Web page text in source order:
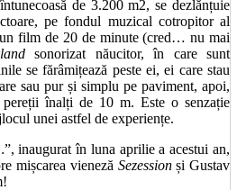
de 3.200 m2, se dezlănțuie
pe fondul muzical cotropitor al
film de 20 de minute (cred… nu mai
sonorizat năucitor, în care sunt
se fărâmițează peste ei, ei care stau
sau pur și simplu pe paviment, apoi,
înalți de 10 m. Este o senzație
unei astfel de experiențe.
”, inaugurat în luna aprilie a acestui an,
mișcarea vieneză Sezessionși Gustav